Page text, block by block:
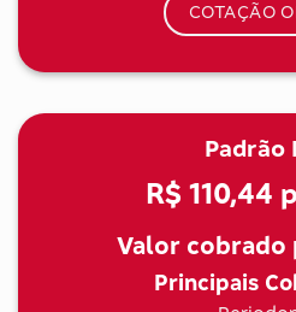
COTAÇÃO
Padrão
R$ 110,44
Valor cobrado
Principais